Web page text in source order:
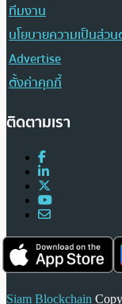
ทีมงาน
นโยบายความเป็นส่ว
Advertise
ตั้งค่าคุกกี้
ติดตามเรา
Siam Blockchain